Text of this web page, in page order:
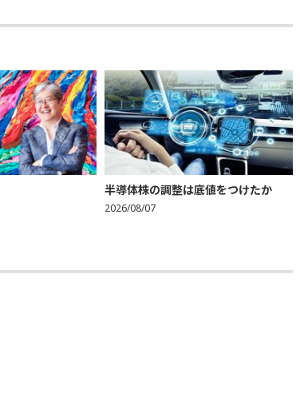
半導体株の調整は底値をつけたか
2026/08/07